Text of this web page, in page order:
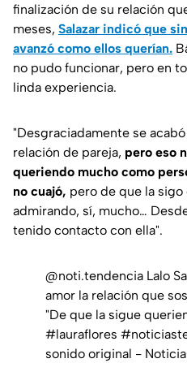
finalización de su relación
meses, Salazar indicó que
avanzó como ellos querían.
no pudo funcionar, pero en
linda experiencia.
"Desgraciadamente se
relación de pareja, pero eso
queriendo mucho como
no cuajó, pero de que la
admirando, sí, mucho…
tenido contacto con ella".
@noti.tendencia Lalo
amor la relación que
"De que la sigue
#lauraflores
sonido original -